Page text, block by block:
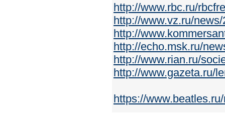
http://www.rbc.ru/
http://www.vz.ru/
http://
http://echo.msk.ru/
http://www.rian.ru/
http://www.gazeta.ru/
https://